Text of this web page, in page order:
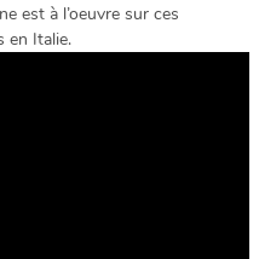
est à l’oeuvre sur ces
en Italie.